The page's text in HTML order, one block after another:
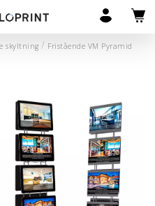
skyltning Fristående VM Pyramid